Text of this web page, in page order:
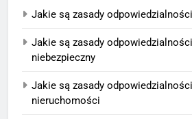
Jakie są zasady
Jakie są zasady
niebezpieczny
Jakie są zasady
nieruchomości